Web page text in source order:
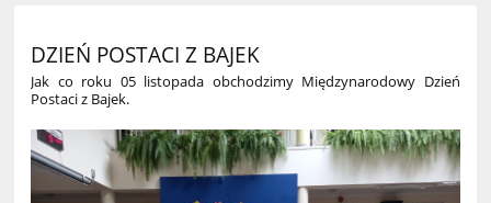
DZIEŃ POSTACI Z BAJEK
Jak co roku 05 listopada obchodzimy Międzynarodowy Dzień
Postaci z Bajek.